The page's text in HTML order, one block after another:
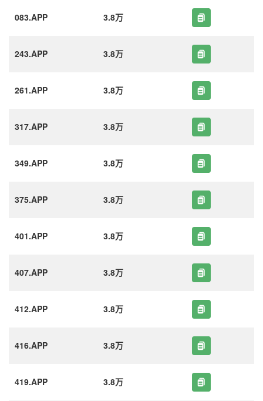
083.APP 3.8万
243.APP 3.8万
261.APP 3.8万
317.APP 3.8万
349.APP 3.8万
375.APP 3.8万
401.APP 3.8万
407.APP 3.8万
412.APP 3.8万
416.APP 3.8万
419.APP 3.8万